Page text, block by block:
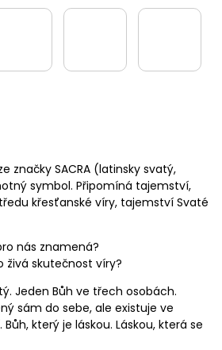
značky SACRA (latinsky svatý,
symbol. Připomíná tajemství,
křesťanské víry, tajemství Svaté
nás znamená?
živá skutečnost víry?
Jeden Bůh ve třech osobách.
sám do sebe, ale existuje ve
který je láskou. Láskou, která se